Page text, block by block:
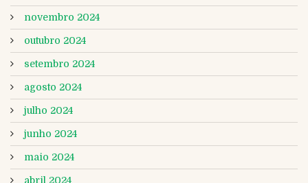
novembro 2024
outubro 2024
setembro 2024
agosto 2024
julho 2024
junho 2024
maio 2024
abril 2024